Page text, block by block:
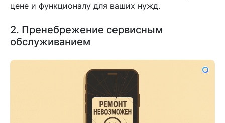
цене и функционалу для ваших нужд.
2. Пренебрежение сервисным
обслуживанием